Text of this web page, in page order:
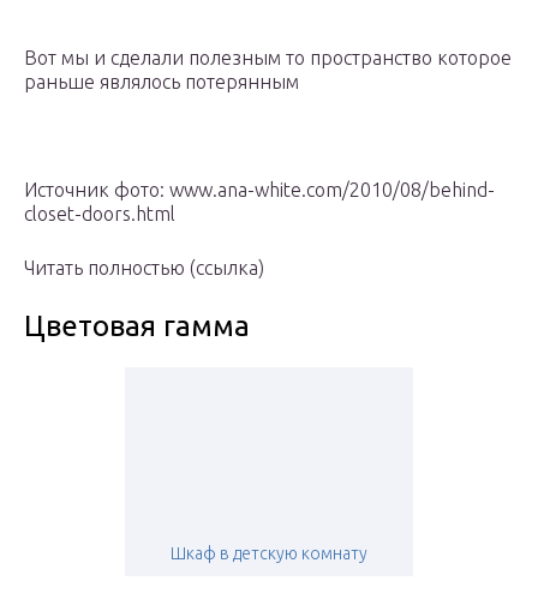
Вот мы и сделали полезным то пространство которое
раньше являлось потерянным
Источник фото: www.ana-white.com/2010/08/behind-
closet-doors.html
Читать полностью (ссылка)
Цветовая гамма
Шкаф в детскую комнату